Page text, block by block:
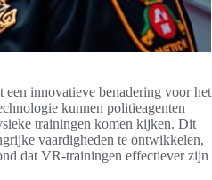
innovatieve benadering voor het
kunnen politieagenten
trainingen komen kijken. Dit
vaardigheden te ontwikkelen,
dat VR-trainingen effectiever zijn